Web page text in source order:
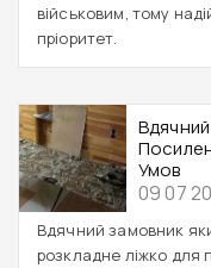
військовим, тому
пріоритет.
Умов
09 07
Вдячний замовник
розкладне ліжко для